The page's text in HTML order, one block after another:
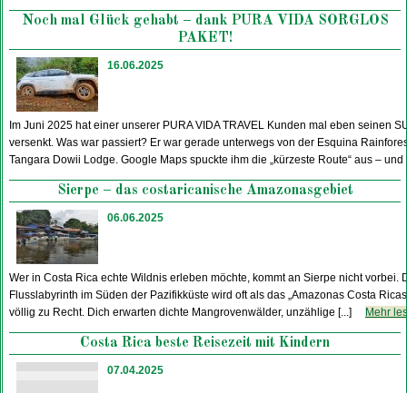
Noch mal Glück gehabt – dank PURA VIDA SORGLOS
PAKET!
16.06.2025
Im Juni 2025 hat einer unserer PURA VIDA TRAVEL Kunden mal eben seinen
versenkt. Was war passiert? Er war gerade unterwegs von der Esquina
Tangara Dowii Lodge. Google Maps spuckte ihm die „kürzeste Route“ aus – und
Sierpe – das costaricanische Amazonasgebiet
06.06.2025
Wer in Costa Rica echte Wildnis erleben möchte, kommt an Sierpe nicht vorbei.
Flusslabyrinth im Süden der Pazifikküste wird oft als das „Amazonas Costa
völlig zu Recht. Dich erwarten dichte Mangrovenwälder, unzählige [...]
Mehr
Costa Rica beste Reisezeit mit Kindern
07.04.2025